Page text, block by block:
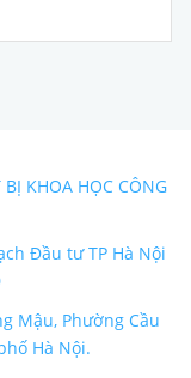
BỊ KHOA HỌC CÔNG
Đầu tư TP Hà Nội
Mậu, Phường Cầu
Hà Nội.